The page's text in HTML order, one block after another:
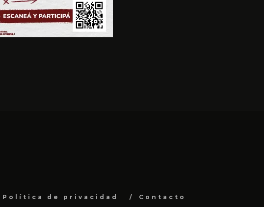
Política de privacidad Contacto